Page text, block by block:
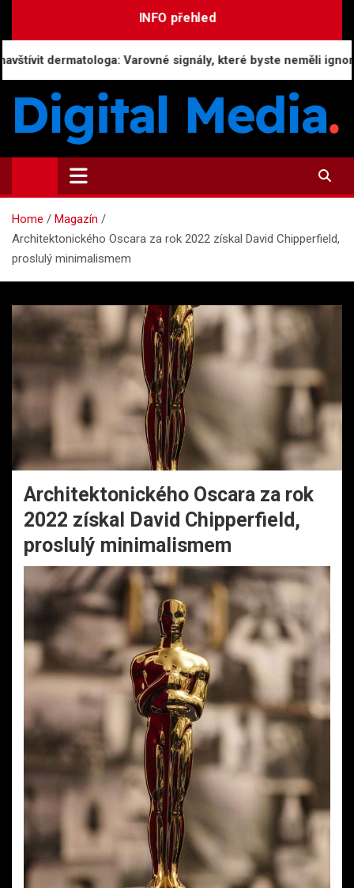
INFO přehled
Varovné signály, které byste neměli ignorovat
Digital-Media.cz
Magazín zpravodajství a novinek
Home
Magazín
Architektonického Oscara za rok 2022 získal David Chipperfield,
proslulý minimalismem
Architektonického Oscara za rok
2022 získal David Chipperfield,
proslulý minimalismem